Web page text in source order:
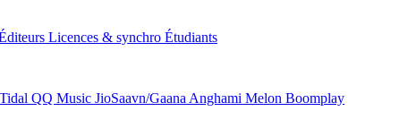
Licences & synchro Étudiants
Tidal QQ Music JioSaavn/Gaana Anghami Melon Boomplay